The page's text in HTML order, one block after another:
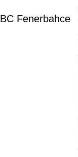
BC Fenerbahce